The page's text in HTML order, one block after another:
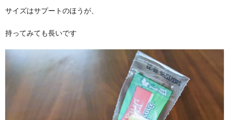
サイズはサプートのほうが、
持ってみても長いです